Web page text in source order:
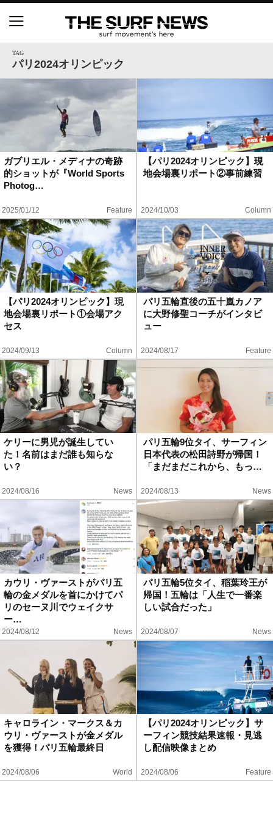
TAG
パリ2024オリンピック
ガブリエル・メディナの奇跡
的ショットが『World Sports
Photog…
2025/01/12 Feature
【パリ2024オリンピック】現
地会場裏リポート②事前練習
2024/10/03 Column
【パリ2024オリンピック】現
地会場裏リポート①会場アク
セス
2024/09/13 Column
パリ五輪直後の五十嵐カノア
に大野修聖コーチがインタビ
ュー
2024/08/17 Feature
ケリーに男児が誕生してい
た！名前はまだ誰も知らな
い？
2024/08/16 News
パリ五輪9位タイ、サーフィン
日本代表の松田詩野が帰国！
「まだまだこれから、もっ…
2024/08/13 News
カウリ・ヴァーストがパリ五
輪の金メダルを首にかけてパ
リのセーヌ川でウェイクサ
ー…
2024/08/12 News
パリ五輪5位タイ、稲葉玲王が
帰国！五輪は「人生で一番楽
しい試合だった」
2024/08/07 News
キャロライン・マークス＆カ
ウリ・ヴァーストが金メダル
を獲得！パリ五輪最終日
2024/08/06 World
【パリ2024オリンピック】サ
ーフィン競技結果速報・見逃
し配信映像まとめ
2024/08/06 Feature
ックとの豪華プライベートセッション
S.ONE ショート＆ロング開幕戦・現地リポート（高
橋みなと）
ニュース
特集
試合
ハウツー
ウェストジャパン
イベント・リリース
FOLLOW US ON